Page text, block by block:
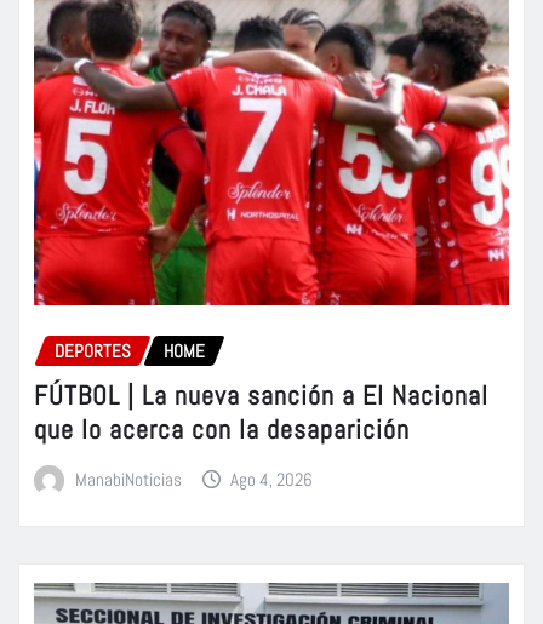
DEPORTES HOME
FÚTBOL | La nueva sanción a El Nacional
que lo acerca con la desaparición
ManabiNoticias Ago 4, 2026